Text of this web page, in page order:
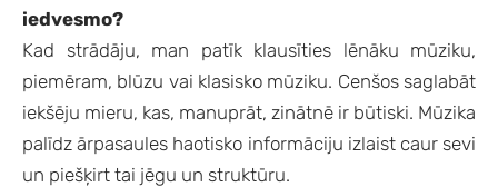
iedvesmo?
Kad strādāju, man patīk klausīties lēnāku mūziku,
piemēram, blūzu vai klasisko mūziku. Cenšos saglabāt
iekšēju mieru, kas, manuprāt, zinātnē ir būtiski. Mūzika
palīdz ārpasaules haotisko informāciju izlaist caur sevi
un piešķirt tai jēgu un struktūru.